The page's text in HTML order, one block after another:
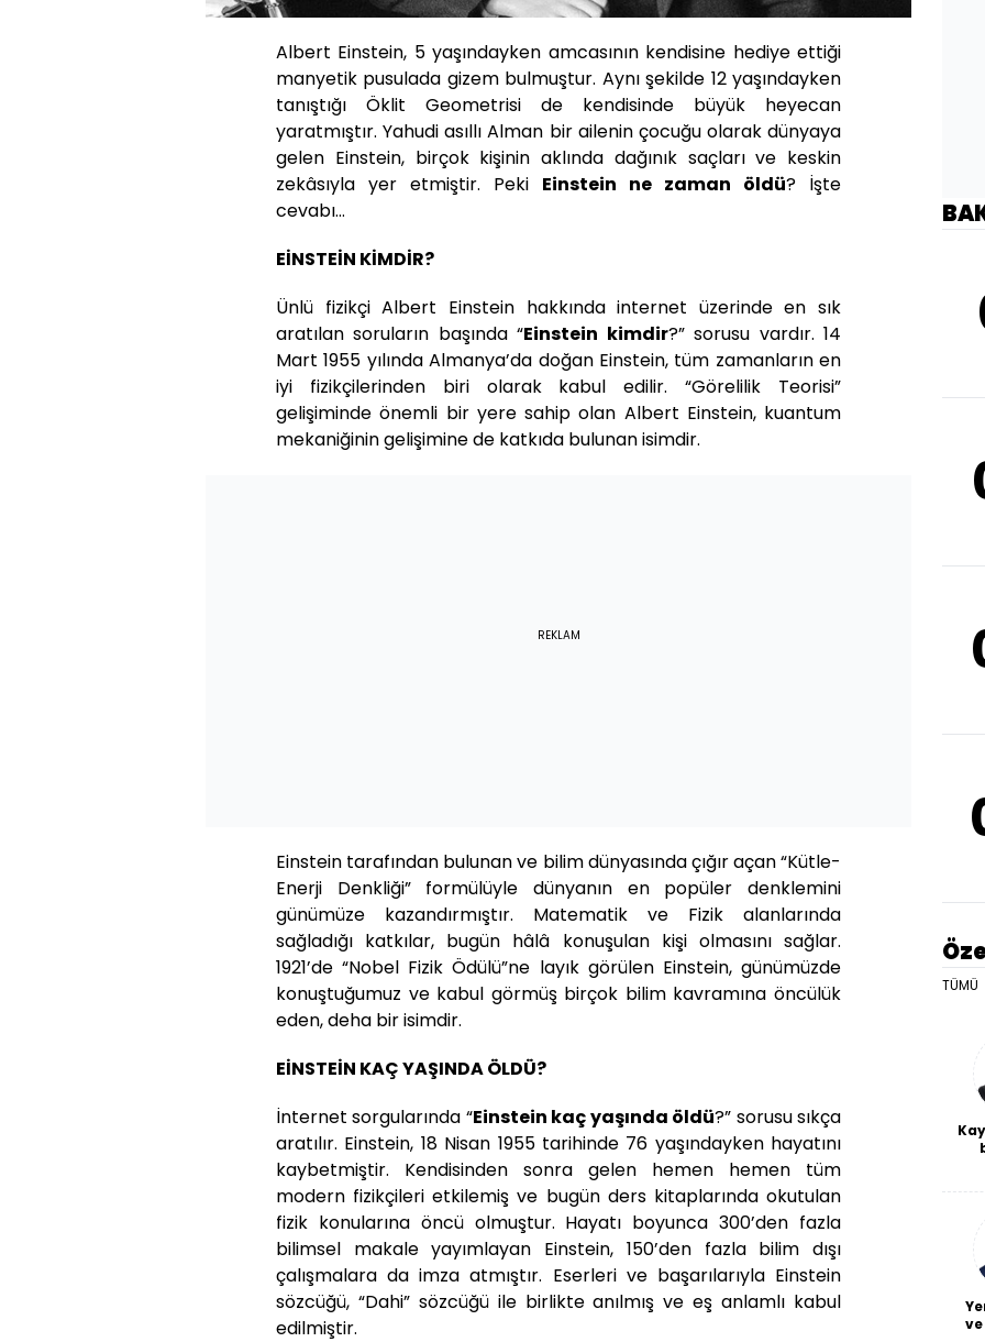
Albert Einstein, 5 yaşındayken amcasının kendisine hediye ettiği
manyetik pusulada gizem bulmuştur. Aynı şekilde 12 yaşındayken
tanıştığı Öklit Geometrisi de kendisinde büyük heyecan
yaratmıştır. Yahudi asıllı Alman bir ailenin çocuğu olarak dünyaya
gelen Einstein, birçok kişinin aklında dağınık saçları ve keskin
zekâsıyla yer etmiştir. Peki Einstein ne zaman öldü? İşte
cevabı…
EİNSTEİN KİMDİR?
Ünlü fizikçi Albert Einstein hakkında internet üzerinde en sık
aratılan soruların başında “Einstein kimdir?” sorusu vardır. 14
Mart 1955 yılında Almanya’da doğan Einstein, tüm zamanların en
iyi fizikçilerinden biri olarak kabul edilir. “Görelilik Teorisi”
gelişiminde önemli bir yere sahip olan Albert Einstein, kuantum
mekaniğinin gelişimine de katkıda bulunan isimdir.
REKLAM
Einstein tarafından bulunan ve bilim dünyasında çığır açan “Kütle-
Enerji Denkliği” formülüyle dünyanın en popüler denklemini
günümüze kazandırmıştır. Matematik ve Fizik alanlarında
sağladığı katkılar, bugün hâlâ konuşulan kişi olmasını sağlar.
1921’de “Nobel Fizik Ödülü”ne layık görülen Einstein, günümüzde
konuştuğumuz ve kabul görmüş birçok bilim kavramına öncülük
eden, deha bir isimdir.
EİNSTEİN KAÇ YAŞINDA ÖLDÜ?
İnternet sorgularında “Einstein kaç yaşında öldü?” sorusu sıkça
aratılır. Einstein, 18 Nisan 1955 tarihinde 76 yaşındayken hayatını
kaybetmiştir. Kendisinden sonra gelen hemen hemen tüm
modern fizikçileri etkilemiş ve bugün ders kitaplarında okutulan
fizik konularına öncü olmuştur. Hayatı boyunca 300’den fazla
bilimsel makale yayımlayan Einstein, 150’den fazla bilim dışı
çalışmalara da imza atmıştır. Eserleri ve başarılarıyla Einstein
sözcüğü, “Dahi” sözcüğü ile birlikte anılmış ve eş anlamlı kabul
edilmiştir.
TÜMÜ